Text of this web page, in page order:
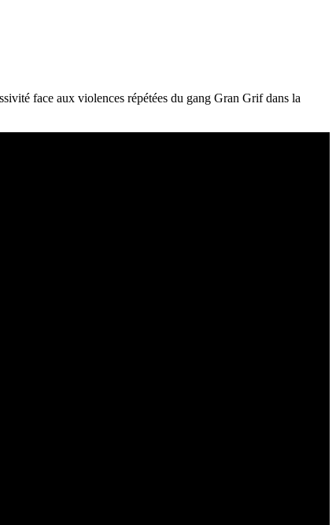
face aux violences répétées du gang Gran Grif dans la